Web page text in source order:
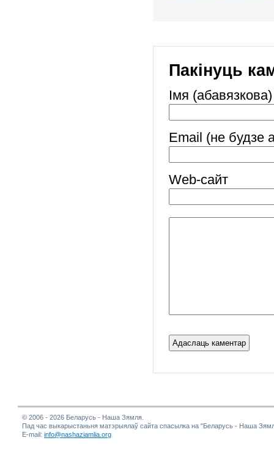
Пакінуць
Імя (абавязкова)
Email (не будзе
Web-cайт
© 2006 - 2026 Беларусь - Наша Зямля.
Пад час выкарыстаньня матэрыялаў сайта спасылка на "Беларусь - Наша
E-mail: info@nashaziamlia.org